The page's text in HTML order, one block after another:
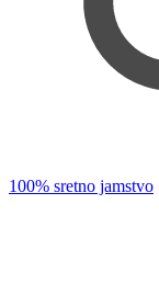
100% sretno jamstvo